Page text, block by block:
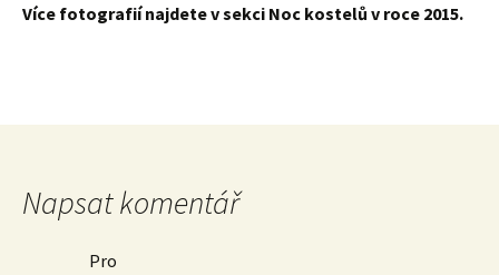
Více fotografií najdete v sekci Noc kostelů v roce 2015.
Napsat komentář
Pro